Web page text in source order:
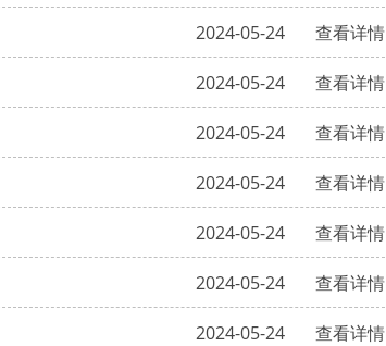
2024-05-24 查看详情
2024-05-24 查看详情
2024-05-24 查看详情
2024-05-24 查看详情
2024-05-24 查看详情
2024-05-24 查看详情
2024-05-24 查看详情